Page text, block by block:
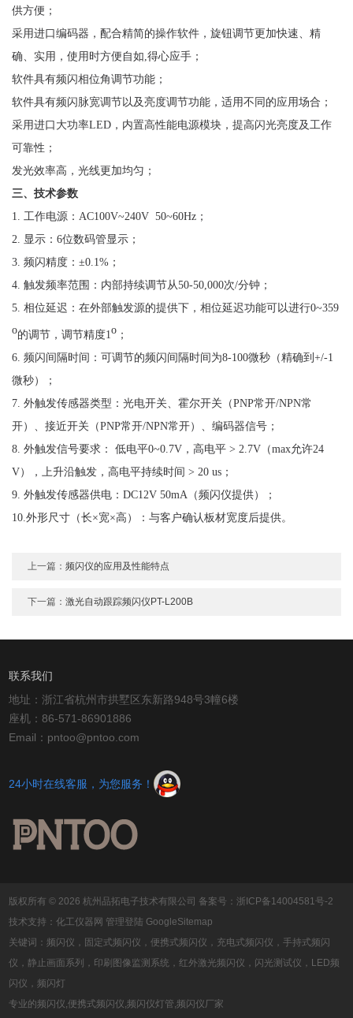
供方便；
采用进口编码器，配合精简的操作软件，旋钮调节更加快速、精
确、实用，使用时方便自如,得心应手；
软件具有频闪相位角调节功能；
软件具有频闪脉宽调节以及亮度调节功能，适用不同的应用场合；
采用进口大功率LED，内置高性能电源模块，提高闪光亮度及工作
可靠性；
发光效率高，光线更加均匀；
三、技术参数
1. 工作电源：AC100V~240V 50~60Hz；
2. 显示：6位数码管显示；
3. 频闪精度：±0.1%；
4. 触发频率范围：内部持续调节从50-50,000次/分钟；
5. 相位延迟：在外部触发源的提供下，相位延迟功能可以进行0~359
o的调节，调节精度1o ；
6. 频闪间隔时间：可调节的频闪间隔时间为8-100微秒（精确到+/-1
微秒）；
7. 外触发传感器类型：光电开关、霍尔开关（PNP常开/NPN常
开）、接近开关（PNP常开/NPN常开）、编码器信号；
8. 外触发信号要求： 低电平0~0.7V，高电平 > 2.7V（max允许24
V），上升沿触发，高电平持续时间 > 20 us；
9. 外触发传感器供电：DC12V 50mA（频闪仪提供）；
10.外形尺寸（长×宽×高）：与客户确认板材宽度后提供。
上一篇：频闪仪的应用及性能特点
下一篇：激光自动跟踪频闪仪PT-L200B
联系我们
地址：浙江省杭州市拱墅区东新路948号3幢6楼
座机：86-571-86901886
Email：pntoo@pntoo.com
24小时在线客服，为您服务！
版权所有 © 2026 杭州品拓电子技术有限公司备案号：浙ICP备14004581号-2
技术支持：化工仪器网 管理登陆 GoogleSitemap
关键词：频闪仪，固定式频闪仪，便携式频闪仪，充电式频闪仪，手持式频闪
仪，静止画面系列，印刷图像监测系统，红外激光频闪仪，闪光测试仪，LED频
闪仪，频闪灯
专业的频闪仪,便携式频闪仪,频闪仪灯管,频闪仪厂家